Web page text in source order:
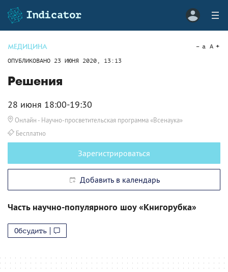
МЕДИЦИНА
ОПУБЛИКОВАНО 23 ИЮНЯ 2020, 13:13
a A
Решения
28 июня 18:00-19:30
Онлайн - Научно-просветительская программа «Всенаука»
Бесплатно
Зарегистрироваться
Добавить в календарь
Часть научно-популярного шоу «Книгорубка»
Обсудить